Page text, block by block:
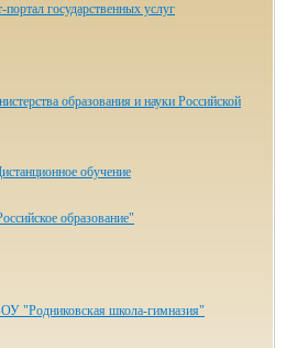
государственных услуг
образования и науки Российской
обучение
образование"
"Родниковская школа-гимназия"